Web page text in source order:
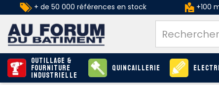
+ de 50 000 références en stock +100
Outillage &
Fourniture
industrielle
Quincaillerie